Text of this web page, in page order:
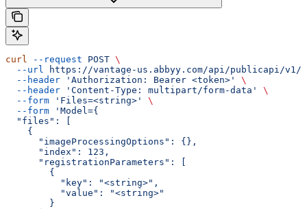
curl --request POST \
  --url
https://vantage-us.abbyy.com/api/publicapi/v1/
  --header
'Authorization: Bearer <token>'
\
  --header
'Content-Type: multipart/form-data'
\
  --form
'Files=<string>'
\
  --form
'Model={
  "files": [
    {
      "imageProcessingOptions": {},
      "index": 123,
      "registrationParameters": [
        {
          "key": "<string>",
          "value": "<string>"
        }